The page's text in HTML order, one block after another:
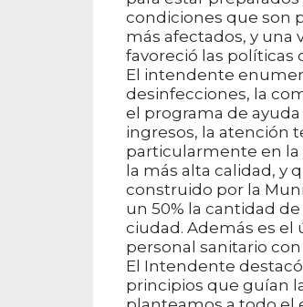
condiciones que son
más afectados, y una
favoreció las políticas
El intendente
desinfecciones, la
el programa de ayuda
ingresos, la atención
particularmente en la
la más alta calidad, y
construido por la
un 50% la cantidad
ciudad. Además es el
personal sanitario con
El Intendente
principios que guían